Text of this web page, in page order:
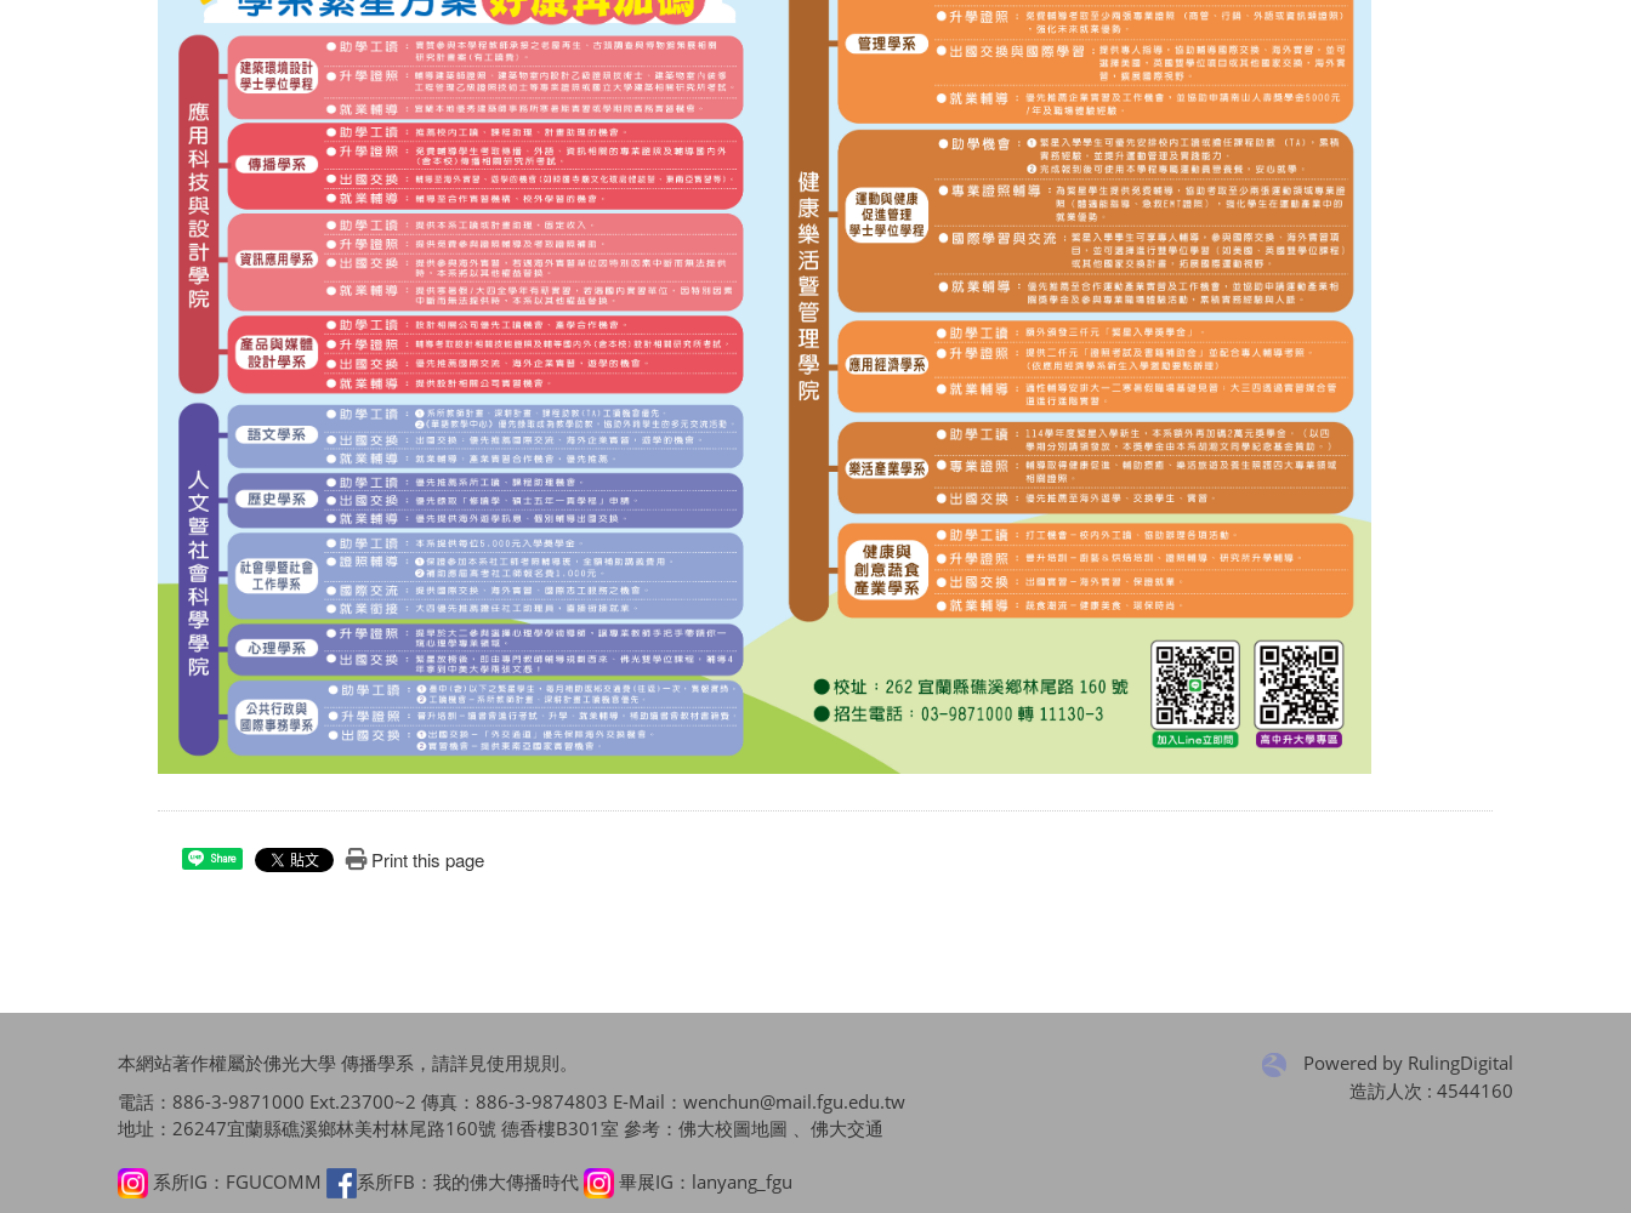
Share Print this page
本網站著作權屬於佛光大學 傳播學系，請詳見使用規則。
電話：886-3-9871000 Ext.23700~2 傳真：886-3-9874803 E-Mail：wenchun@mail.fgu.edu.tw
地址：26247宜蘭縣礁溪鄉林美村林尾路160號 德香樓B301室 參考：佛大校圖地圖 、佛大交通
系所IG：FGUCOMM 系所FB：我的佛大傳播時代 畢展IG：lanyang_fgu
Powered by RulingDigital
造訪人次 : 4544160